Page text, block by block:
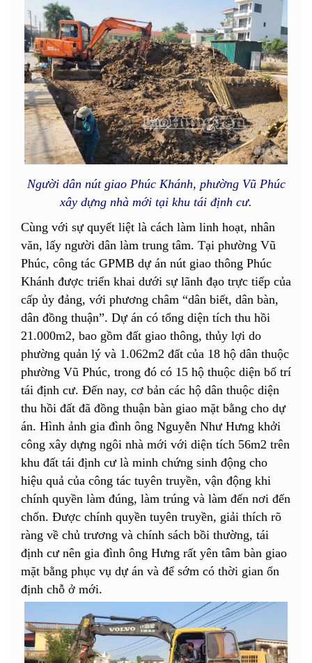
Người dân nút giao Phúc Khánh, phường Vũ Phúc
xây dựng nhà mới tại khu tái định cư.
Cùng với sự quyết liệt là cách làm linh hoạt, nhân
văn, lấy người dân làm trung tâm. Tại phường Vũ
Phúc, công tác GPMB dự án nút giao thông Phúc
Khánh được triển khai dưới sự lãnh đạo trực tiếp của
cấp ủy đảng, với phương châm “dân biết, dân bàn,
dân đồng thuận”. Dự án có tổng diện tích thu hồi
21.000m2, bao gồm đất giao thông, thủy lợi do
phường quản lý và 1.062m2 đất của 18 hộ dân thuộc
phường Vũ Phúc, trong đó có 15 hộ thuộc diện bố trí
tái định cư. Đến nay, cơ bản các hộ dân thuộc diện
thu hồi đất đã đồng thuận bàn giao mặt bằng cho dự
án. Hình ảnh gia đình ông Nguyễn Như Hưng khởi
công xây dựng ngôi nhà mới với diện tích 56m2 trên
khu đất tái định cư là minh chứng sinh động cho
hiệu quả của công tác tuyên truyền, vận động khi
chính quyền làm đúng, làm trúng và làm đến nơi đến
chốn. Được chính quyền tuyên truyền, giải thích rõ
ràng về chủ trương và chính sách bồi thường, tái
định cư nên gia đình ông Hưng rất yên tâm bàn giao
mặt bằng phục vụ dự án và để sớm có thời gian ổn
định chỗ ở mới.